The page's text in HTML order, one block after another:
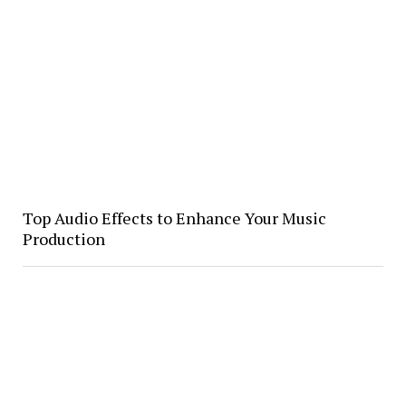
Top Audio Effects to Enhance Your Music
Production